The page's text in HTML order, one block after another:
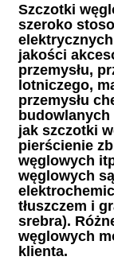
Szczotki
szeroko
jakości
przemysłu,
lotniczego,
przemysłu
budowlanych
jak szczotki
pierścienie
węglowych
węglowych
tłuszczem i
srebra).
węglowych
klienta.